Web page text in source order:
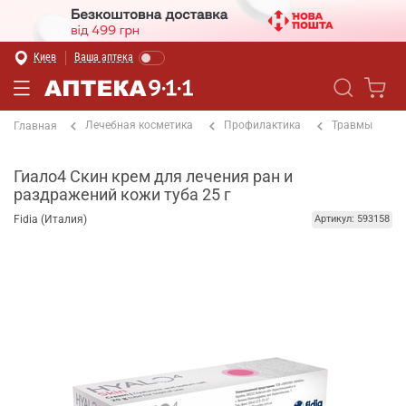
Киев Ваша аптека
Главная Лечебная косметика Профилактика Травмы
Гиало4 Скин крем для лечения ран и
раздражений кожи туба 25 г
Fidia (Италия) Артикул: 593158